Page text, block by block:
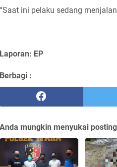
“Saat ini pelaku sedang
Laporan: EP
Berbagi :
Anda mungkin menyukai